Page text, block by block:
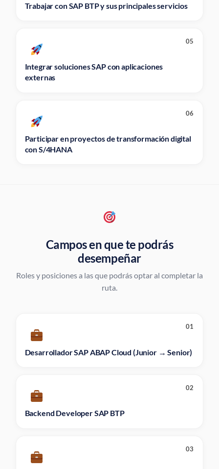
Trabajar con SAP BTP y sus principales servicios
05
Integrar soluciones SAP con aplicaciones
externas
06
Participar en proyectos de transformación digital
con S/4HANA
Campos en que te podrás
desempeñar
Roles y posiciones a las que podrás optar al completar la
ruta.
01
Desarrollador SAP ABAP Cloud (Junior → Senior)
02
Backend Developer SAP BTP
03